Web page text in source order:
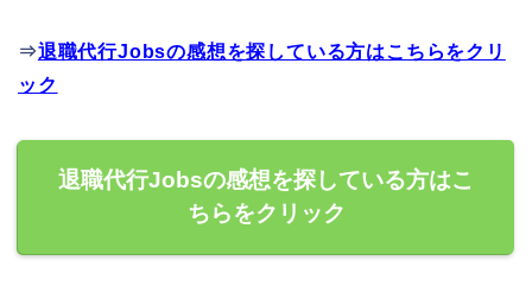
⇒退職代行Jobsの感想を探している方はこちらをクリ
ック
退職代行Jobsの感想を探している方はこ
ちらをクリック